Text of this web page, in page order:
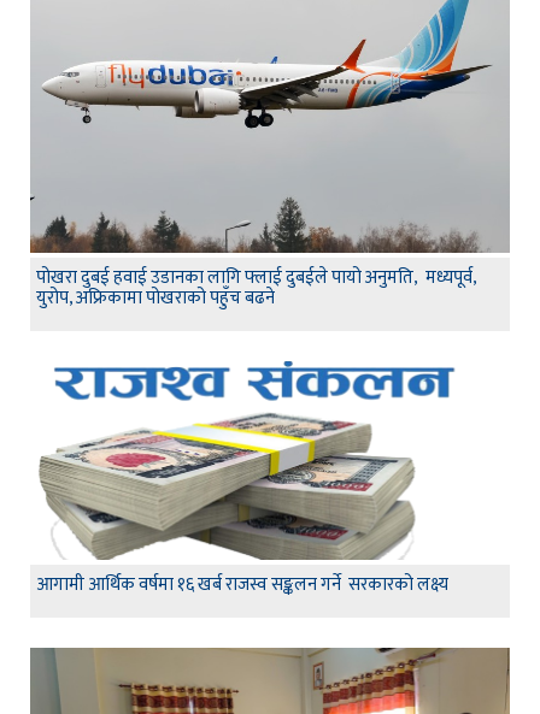
पोखरा दुबई हवाई उडानका लागि फ्लाई दुबईले पायो अनुमति, मध्यपूर्व,
युरोप, अफ्रिकामा पोखराको पहुँच बढने
आगामी आर्थिक वर्षमा १६ खर्ब राजस्व सङ्कलन गर्ने सरकारको लक्ष्य